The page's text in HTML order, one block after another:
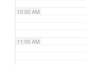
10:00 AM
11:00 AM